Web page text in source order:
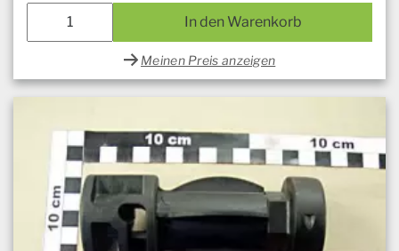
In den Warenkorb
Meinen Preis anzeigen